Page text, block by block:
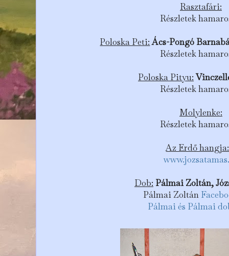
Rasztafári:
Részletek
Poloska Peti: Ács-Pongó
Részletek
Poloska Pityu:
Részletek
Molylenke:
Részletek
Az Erdő hangja:
Dob: Pálmai Zoltán,
Pálmai Zoltán
Pálmai és Pálmai